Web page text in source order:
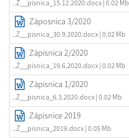
..Z__pisnica_15.12.2020.docx | 0.02 Mb
Záposnica 3/2020
..Z__pisnica_30.9.2020.docx | 0.02 Mb
Zápisnica 2/2020
..Z__pisnica_19.6.2020.docx | 0.02 Mb
Zápisnica 1/2020
..Z__pisnica_6.3.2020.docx | 0.02 Mb
Zápisnice 2019
..Z__pisnica_2019.docx | 0.05 Mb